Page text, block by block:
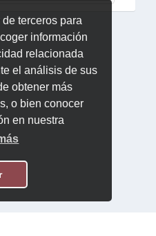
terceros para
información
relacionada
el análisis de sus
obtener más
o bien conocer
en nuestra